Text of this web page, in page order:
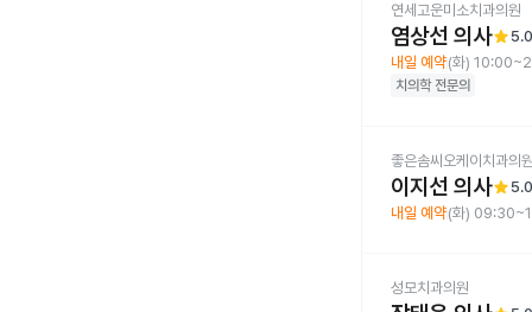
연세고운미소치과의원
염상선 의사star5.0
내일 예약(화)
치의학 전문의
좋은솜씨오케이치과의
이지선 의사star5.0
내일 예약(화)
성모치과의원